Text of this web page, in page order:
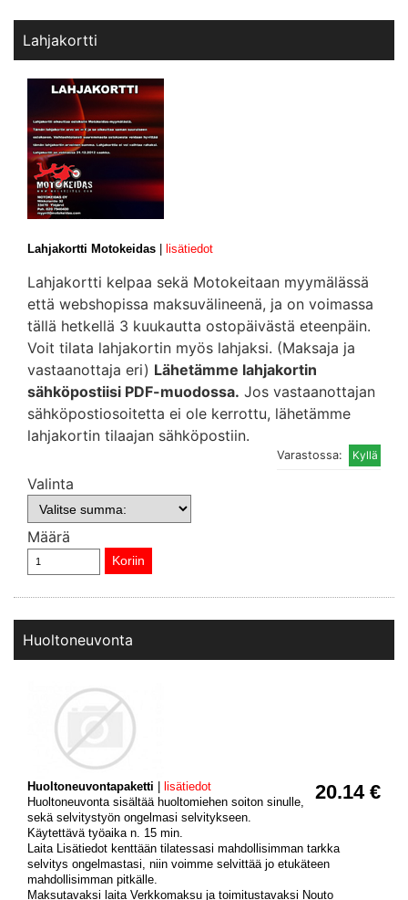
Lahjakortti
Lahjakortti Motokeidas lisätiedot
Lahjakortti kelpaa sekä Motokeitaan myymälässä
että webshopissa maksuvälineenä, ja on voimassa
tällä hetkellä 3 kuukautta ostopäivästä eteenpäin.
Voit tilata lahjakortin myös lahjaksi. (Maksaja ja
vastaanottaja eri) Lähetämme lahjakortin
sähköpostiisi PDF-muodossa. Jos vastaanottajan
sähköpostiosoitetta ei ole kerrottu, lähetämme
lahjakortin tilaajan sähköpostiin.
Varastossa:
Valinta
Määrä
Huoltoneuvonta
20.14 €
Huoltoneuvontapaketti
lisätiedot
Huoltoneuvonta sisältää huoltomiehen soiton sinulle,
sekä selvitystyön ongelmasi selvitykseen.
Käytettävä työaika n. 15 min.
Laita Lisätiedot kenttään tilatessasi mahdollisimman tarkka
selvitys ongelmastasi, niin voimme selvittää jo etukäteen
mahdollisimman pitkälle.
Maksutavaksi laita Verkkomaksu ja toimitustavaksi Nouto